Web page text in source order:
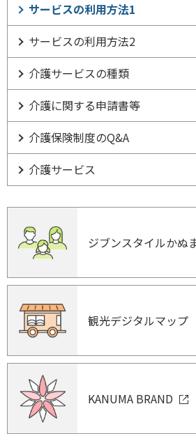
サービスの利用方法1
サービスの利用方法2
介護サービスの種類
介護に関する申請書等
介護保険制度のQ&A
介護サービス
ジブンスタイルかぬ
観光デジタルマップ
KANUMA BRAND